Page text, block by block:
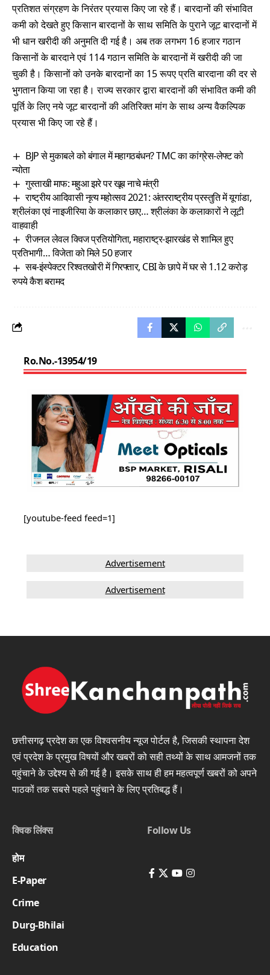
प्रतिशत संग्रहण के निरंतर प्रयास किए जा रहे हैं। बारदानों की संभावित
कमी को देखते हुए किसान बारदानों के साथ समिति के पुराने जूट बारदानों में
भी धान खरीदी की अनुमति दी गई है। अब तक लगभग 16 हजार गठान
किसानों के बारदाने एवं 114 गठान समिति के बारदानों में खरीदी की जा
चुकी है। किसानों को उनके बारदानों का 15 रूपए प्रति बारदाना की दर से
भुगतान किया जा रहा है। राज्य सरकार द्वारा बारदानों की संभावित कमी की
पूर्ति के लिए नये जूट बारदानों की अतिरिक्त मांग के साथ अन्य वैकल्पिक
प्रयास भी किए जा रहे हैं।
BJP से मुकाबले को बंगाल में महागठबंधन? TMC का कांग्रेस-लेफ्ट को
न्योता
गुस्ताखी माफ: महुआ झरे पर खूब नाचे मंत्री
राष्ट्रीय आदिवासी नृत्य महोत्सव 2021: अंतरराष्ट्रीय प्रस्तुति में यूगांडा,
श्रीलंका एवं नाइजीरिया के कलाकार छाए… श्रीलंका के कलाकारों ने लूटी
वाहवाही
रीजनल लेवल क्विज प्रतियोगिता, महाराष्ट्र-झारखंड से शामिल हुए
प्रतिभागी… विजेता को मिले 50 हजार
सब-इंस्पेक्टर रिश्वतखोरी में गिरफ्तार, CBI के छापे में घर से 1.12 करोड़
रुपये कैश बरामद
Ro.No.-13954/19
[youtube-feed feed=1]
Advertisement
Advertisement
छत्तीसगढ़ प्रदेश का एक विश्वसनीय न्यूज पोर्टल है, जिसकी स्थापना देश
एवं प्रदेश के प्रमुख विषयों और खबरों को सही तथ्यों के साथ आमजनों तक
पहुंचाने के उद्देश्य से की गई है। इसके साथ ही हम महत्वपूर्ण खबरों को अपने
पाठकों तक सबसे पहले पहुंचाने के लिए प्रतिबद्ध हैं।
क्विक लिंक्स
होम
E-Paper
Crime
Durg-Bhilai
Education
Follow Us